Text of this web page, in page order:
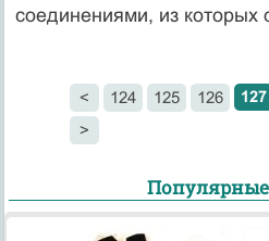
соединениями, из которых
< 124 125 126 127
>
Популярные